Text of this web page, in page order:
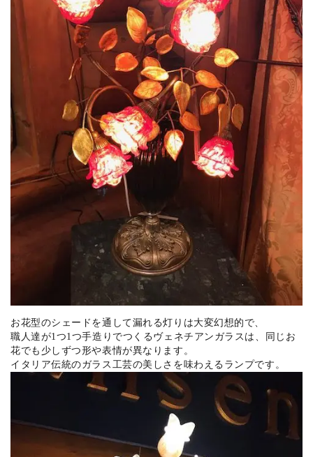
お花型のシェードを通して漏れる灯りは大変幻想的で、
職人達が1つ1つ手造りでつくるヴェネチアンガラスは、同じお
花でも少しずつ形や表情が異なります。
イタリア伝統のガラス工芸の美しさを味わえるランプです。